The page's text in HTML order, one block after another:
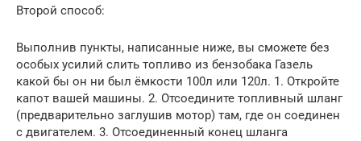
Второй способ:
Выполнив пункты, написанные ниже, вы сможете без
особых усилий слить топливо из бензобака Газель
какой бы он ни был ёмкости 100л или 120л. 1. Откройте
капот вашей машины. 2. Отсоедините топливный шланг
(предварительно заглушив мотор) там, где он соединен
с двигателем. 3. Отсоединенный конец шланга